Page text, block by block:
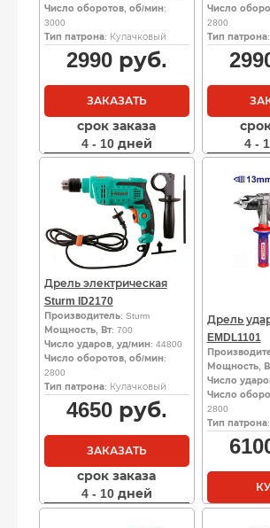
Число оборотов, об/мин:
3000
Тип патрона: Кулачковый
2990руб.
ЗАКАЗАТЬ
срок заказа
4 - 10 дней
Число
2800
Тип патрона
4 -
Дрель электрическая
Sturm ID2170
Производитель: Sturm
Мощность, Вт: 700
Число ударов, уд/мин: 44800
Число оборотов, об/мин:
2800
Тип патрона: Кулачковый
4650руб.
ЗАКАЗАТЬ
срок заказа
4 - 10 дней
Дрель
EMDL1101
Мощность,
Число
Число
2800
Тип патрона